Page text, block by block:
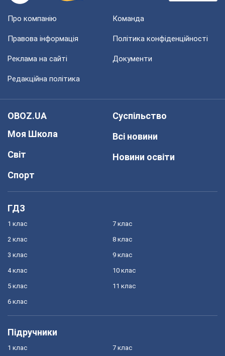
Про компанію Команда
Правова інформація Політика конфіденційності
Реклама на сайті Документи
Редакційна політика
OBOZ.UA
Моя Школа
Світ
Спорт
Суспільство
Всі новини
Новини освіти
ГДЗ
1 клас
2 клас
3 клас
4 клас
5 клас
6 клас
7 клас
8 клас
9 клас
10 клас
11 клас
Підручники
1 клас 7 клас